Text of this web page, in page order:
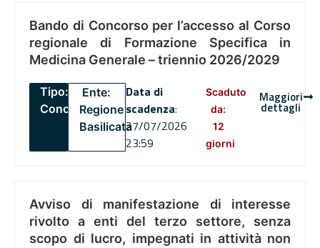
Bando di Concorso per l’accesso al Corso
regionale di Formazione Specifica in
Medicina Generale – triennio 2026/2029
Tipo:
Concorsi
Ente:
Regione
Basilicata
Data di
scadenza:
27/07/2026
23:59
Scaduto
da:
12
giorni
Maggiori
dettagli
Avviso di manifestazione di interesse
rivolto a enti del terzo settore, senza
scopo di lucro, impegnati in attività non